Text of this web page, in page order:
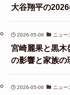
大谷翔平の
2026-05-06 ニュー
宮崎麗果と黒木
の影響と家族の
2026-05-06 ニュー